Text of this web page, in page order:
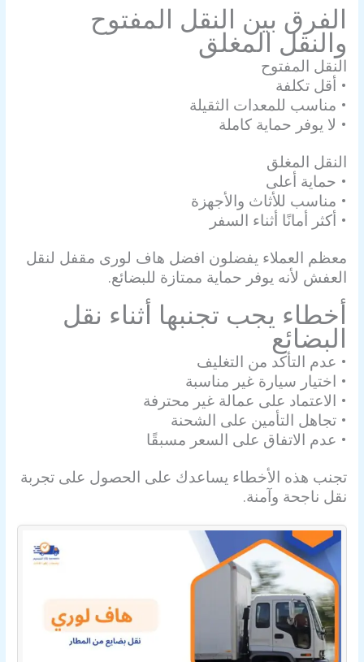
الفرق بين النقل المفتوح
والنقل المغلق
النقل المفتوح
• أقل تكلفة
• مناسب للمعدات الثقيلة
• لا يوفر حماية كاملة
النقل المغلق
• حماية أعلى
• مناسب للأثاث والأجهزة
• أكثر أمانًا أثناء السفر
معظم العملاء يفضلون افضل هاف لورى مقفل لنقل
العفش لأنه يوفر حماية ممتازة للبضائع.
أخطاء يجب تجنبها أثناء نقل
البضائع
• عدم التأكد من التغليف
• اختيار سيارة غير مناسبة
• الاعتماد على عمالة غير محترفة
• تجاهل التأمين على الشحنة
• عدم الاتفاق على السعر مسبقًا
تجنب هذه الأخطاء يساعدك على الحصول على تجربة
نقل ناجحة وآمنة.